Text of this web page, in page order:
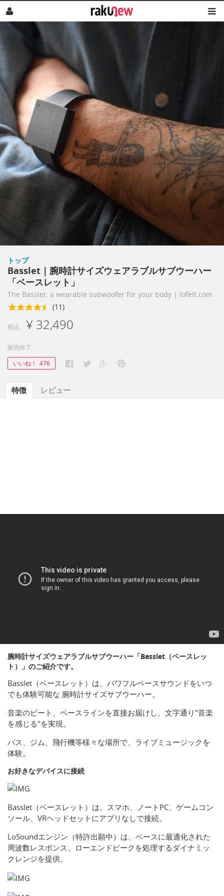
トップ
Basslet｜腕時計サイズウェアラブルサブウーハー
「ベースレット」
The Basslet: a wearable subwoofer for your body | lofelt.com
(11)
税込 ¥ 32,490
販売終了
いいね！ 476
特徴 レビュー
腕時計サイズウェアラブルサブウーハー「Basslet（ベースレッ
ト）」のご紹介です。
Basslet（ベースレット）は、パワフルベースサウンドをいつ
でも体験可能な 腕時計サイズサブウーハー。
音楽のビート、ベースラインを直接お届けし、文字通り"音楽
を感じる"を実現。
バス、ジム、飛行機等様々な場所で、ライブミュージックを
体験。
お好きなデバイスに接続
Basslet（ベースレット）は、スマホ、ノートPC、ゲームコン
ソール、VRヘッドセットにアプリなしで接続。
LoSoundエンジン（特許出願中）は、ベースに最適化された
周波数レスポンス、ローエンドピークを処理するダイナミッ
クレンジを提供。